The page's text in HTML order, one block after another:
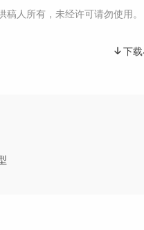
人所有，未经许可请勿使用。
下